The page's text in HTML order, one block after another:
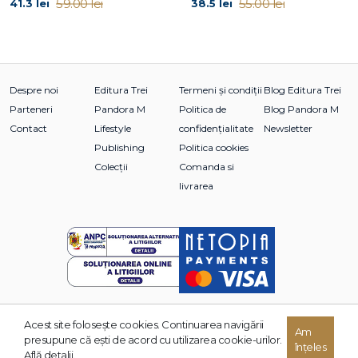
41.3 lei 59.00 lei 38.5 lei 55.00 lei
Despre noi
Parteneri
Contact
Editura Trei
Pandora M
Lifestyle
Publishing
Colecții
Termeni și condiții
Politica de
confidențialitate
Politica cookies
Comanda si
livrarea
Blog Editura Trei
Blog Pandora M
Newsletter
© 2026 Grupul Editorial TREI. Toate drepturile rezervate.
Acest site foloseşte cookies. Continuarea navigării
presupune că eşti de acord cu utilizarea cookie-urilor.
Află detalii.
Am
înțeles